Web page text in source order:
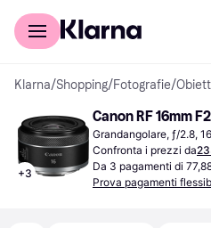
Per il tuo shopping
Klarna/Shopping/Fotografie/
+3
Canon RF 16mm
Grandangolare, ƒ/2.8,
Confronta i prezzi da
Da 3 pagamenti di
Prova pagamenti